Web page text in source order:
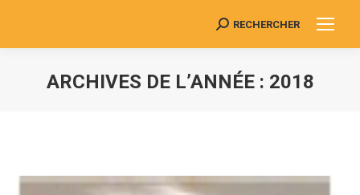
Search:
RECHERCHER
ARCHIVES DE L’ANNÉE : 2018